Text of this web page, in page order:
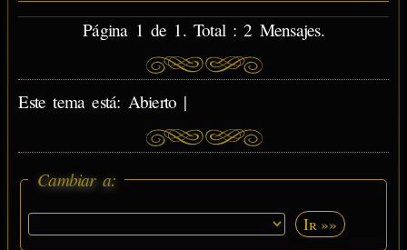
Página 1 de 1. Total : 2 Mensajes.
Este tema está: Abierto |
Cambiar a:
Ir »»